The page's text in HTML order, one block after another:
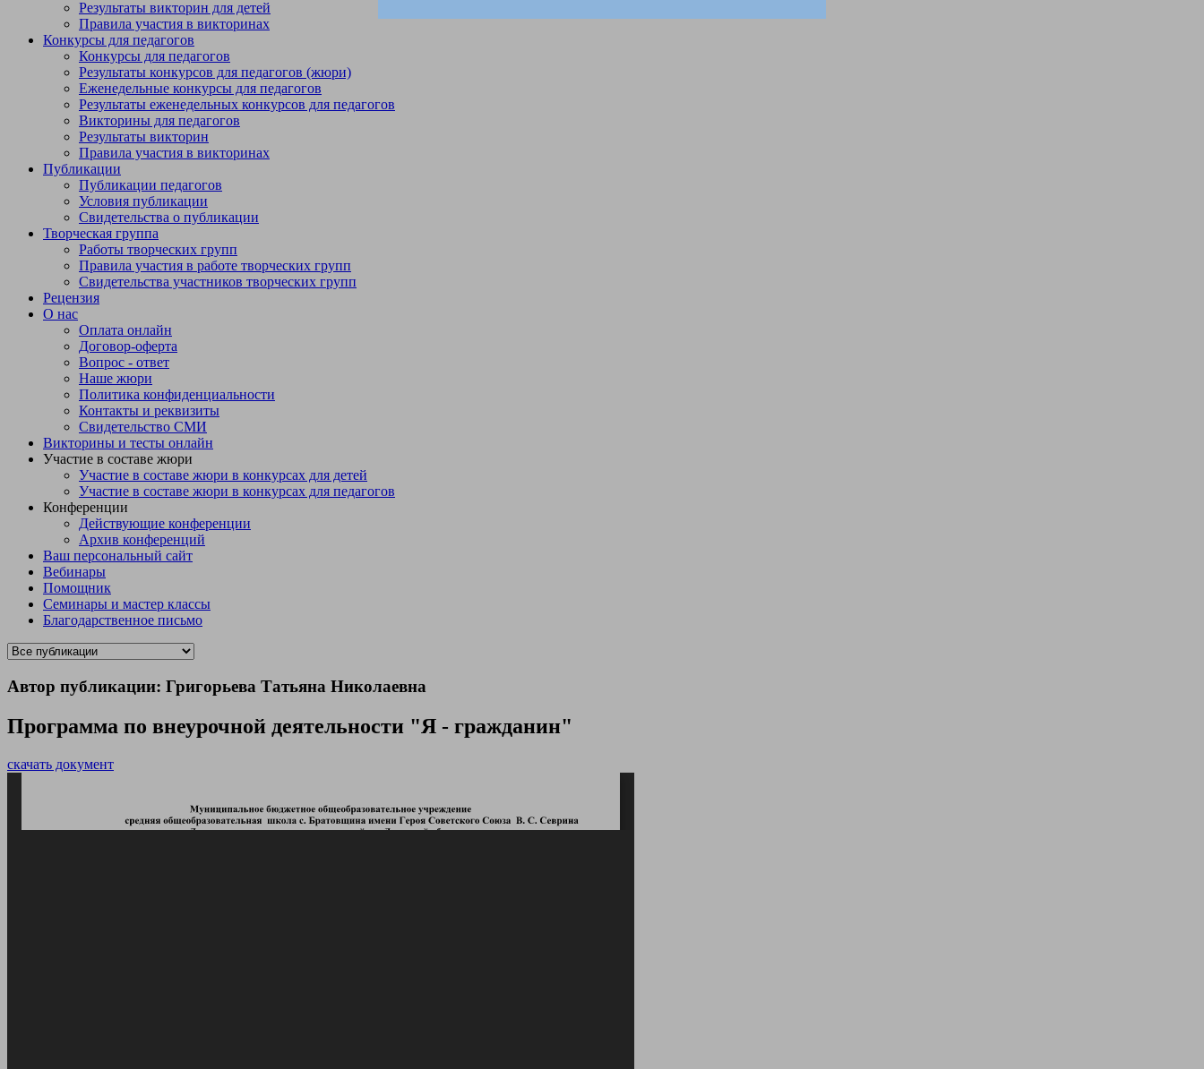
Результаты викторин для детей
Правила участия в викторинах
Конкурсы для педагогов
Конкурсы для педагогов
Результаты конкурсов для педагогов (жюри)
Еженедельные конкурсы для педагогов
Результаты еженедельных конкурсов для педагогов
Викторины для педагогов
Результаты викторин
Правила участия в викторинах
Публикации
Публикации педагогов
Условия публикации
Свидетельства о публикации
Творческая группа
Работы творческих групп
Правила участия в работе творческих групп
Свидетельства участников творческих групп
Рецензия
О нас
Оплата онлайн
Договор-оферта
Вопрос - ответ
Наше жюри
Политика конфиденциальности
Контакты и реквизиты
Свидетельство СМИ
Викторины и тесты онлайн
Участие в составе жюри
Участие в составе жюри в конкурсах для детей
Участие в составе жюри в конкурсах для педагогов
Конференции
Действующие конференции
Архив конференций
Ваш персональный сайт
Вебинары
Помощник
Семинары и мастер классы
Благодарственное письмо
Автор публикации: Григорьева Татьяна Николаевна
Программа по внеурочной деятельности "Я - гражданин"
скачать документ